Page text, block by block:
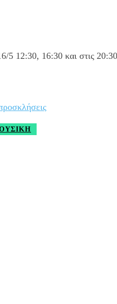
12:30, 16:30 και στις